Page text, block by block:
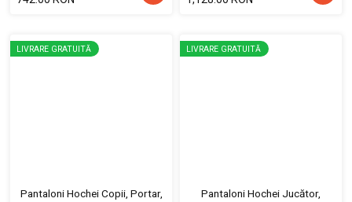
LIVRARE GRATUITĂ
Pantaloni Hochei Copii, Portar,
LIVRARE GRATUITĂ
Pantaloni Hochei Jucător,